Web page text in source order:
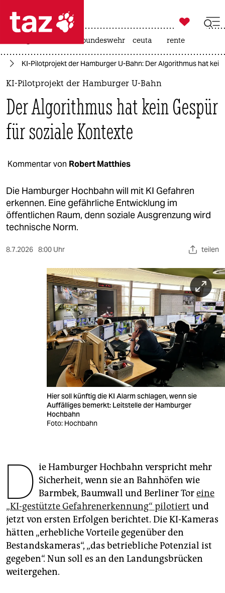
 taz zahl ich
taz zahl ich
themen
politik
öko
gesellschaft
sport
berlin
nord
wahrheit
veranstaltungen
unterstützen

taz zahl ich
bundeswehr ceuta rente
KI-Pilotprojekt der Hamburger U-Bahn: Der Algorithmus hat
KI-Pilotprojekt der Hamburger U-Bahn
Der Algorithmus hat kein Gespür
für soziale Kontexte
Kommentar von Robert Matthies
Die Hamburger Hochbahn will mit KI Gefahren
erkennen. Eine gefährliche Entwicklung im
öffentlichen Raum, denn soziale Ausgrenzung wird
technische Norm.
8.7.2026 8:00 Uhr teilen
Hier soll künftig die KI Alarm schlagen, wenn sie
Auffälliges bemerkt: Leitstelle der Hamburger
Hochbahn
Foto: Hochbahn
D ie Hamburger Hochbahn verspricht mehr
Sicherheit, wenn sie an Bahnhöfen wie
Barmbek, Baumwall und Berliner Toreine
„KI-gestützte Gefahrenerkennung“ pilotiert und
jetzt von ersten Erfolgen berichtet. Die KI-Kameras
hätten „erhebliche Vorteile gegenüber den
Bestandskameras“, „das betriebliche Potenzial ist
gegeben“. Nun soll es an den Landungsbrücken
weitergehen.